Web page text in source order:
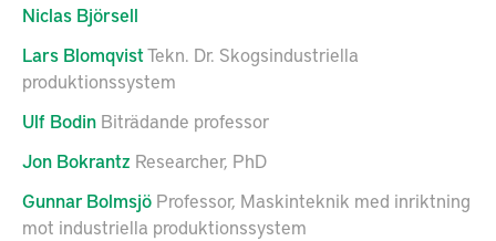
Niclas Björsell
Lars BlomqvistTekn. Dr. Skogsindustriella
produktionssystem
Ulf Bodin Biträdande professor
Jon Bokrantz Researcher, PhD
Gunnar Bolmsjö Professor, Maskinteknik med inriktning
mot industriella produktionssystem